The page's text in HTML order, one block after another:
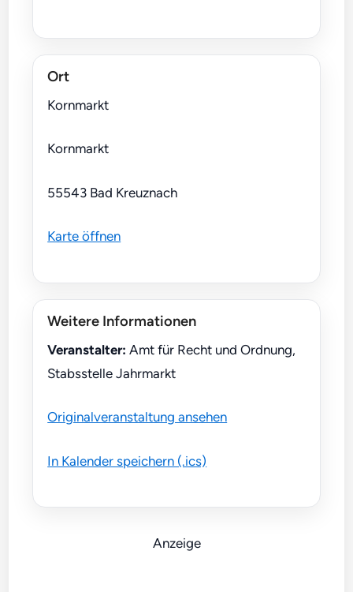
Ort
Kornmarkt
Kornmarkt
55543 Bad Kreuznach
Karte öffnen
Weitere Informationen
Veranstalter: Amt für Recht und Ordnung,
Stabsstelle Jahrmarkt
Originalveranstaltung ansehen
In Kalender speichern (.ics)
Anzeige